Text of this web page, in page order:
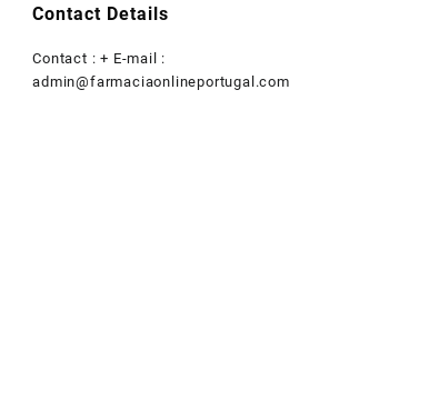
Contact Details
Contact : + E-mail :
admin@farmaciaonlineportugal.com